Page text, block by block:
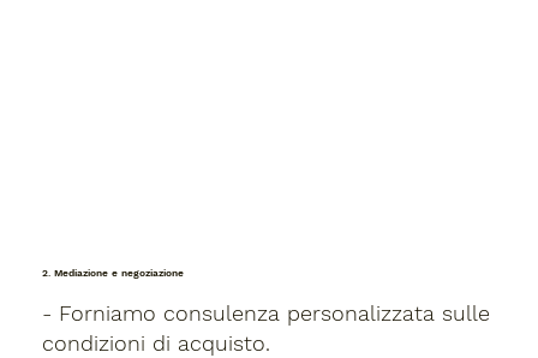
- Forniamo consulenza personalizzata sulle
condizioni di acquisto.
2. Mediazione e negoziazione